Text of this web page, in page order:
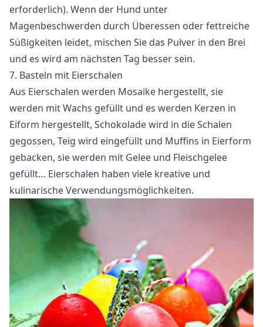
erforderlich). Wenn der Hund unter
Magenbeschwerden durch Überessen oder fettreiche
Süßigkeiten leidet, mischen Sie das Pulver in den Brei
und es wird am nächsten Tag besser sein.
7. Basteln mit Eierschalen
Aus Eierschalen werden Mosaike hergestellt, sie
werden mit Wachs gefüllt und es werden Kerzen in
Eiform hergestellt, Schokolade wird in die Schalen
gegossen, Teig wird eingefüllt und Muffins in Eierform
gebacken, sie werden mit Gelee und Fleischgelee
gefüllt… Eierschalen haben viele kreative und
kulinarische Verwendungsmöglichkeiten.